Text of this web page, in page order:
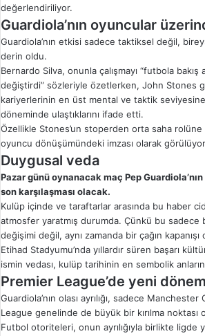
değerlendiriliyor.
Guardiola’nın oyuncular
Guardiola’nın etkisi sadece taktiksel değil,
derin oldu.
Bernardo Silva, onunla çalışmayı “futbola bakış
değiştirdi” sözleriyle özetlerken, John Stones
kariyerlerinin en üst mental ve taktik
döneminde ulaştıklarını ifade etti.
Özellikle Stones’un stoperden orta saha rolüne
oyuncu dönüşümündeki imzası olarak
Duygusal veda
Pazar günü oynanacak maç Pep
son karşılaşması olacak.
Kulüp içinde ve taraftarlar arasında bu haber
atmosfer yaratmış durumda. Çünkü bu
değişimi değil, aynı zamanda bir çağın
Etihad Stadyumu’nda yıllardır süren başarı
ismin vedası, kulüp tarihinin en sembolik
Premier League’de yeni
Guardiola’nın olası ayrılığı, sadece Manchester
League genelinde de büyük bir kırılma noktası
Futbol otoriteleri, onun ayrılığıyla birlikte ligde